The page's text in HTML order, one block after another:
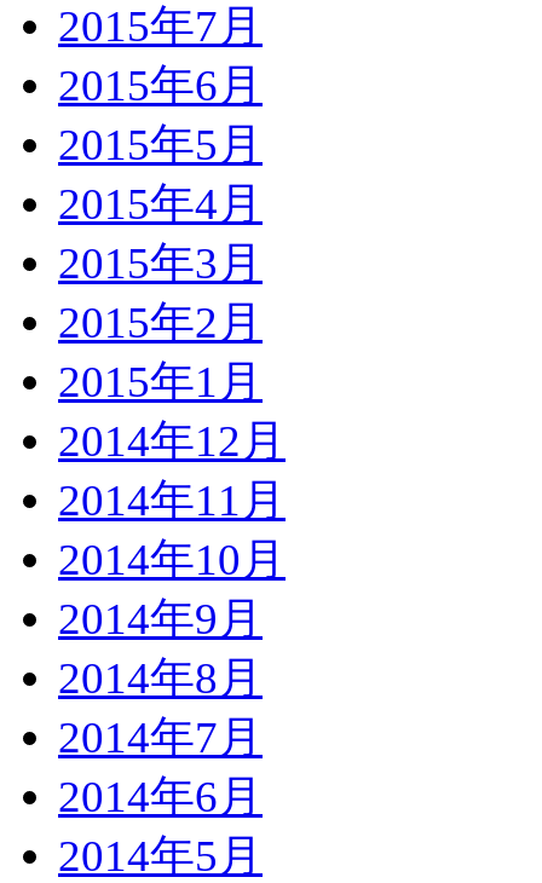
2015年7月
2015年6月
2015年5月
2015年4月
2015年3月
2015年2月
2015年1月
2014年12月
2014年11月
2014年10月
2014年9月
2014年8月
2014年7月
2014年6月
2014年5月